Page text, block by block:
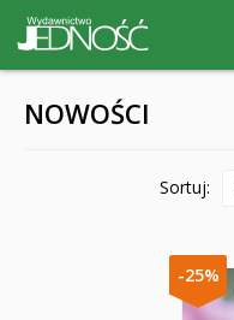
NOWOŚCI
Sortuj:
-25%